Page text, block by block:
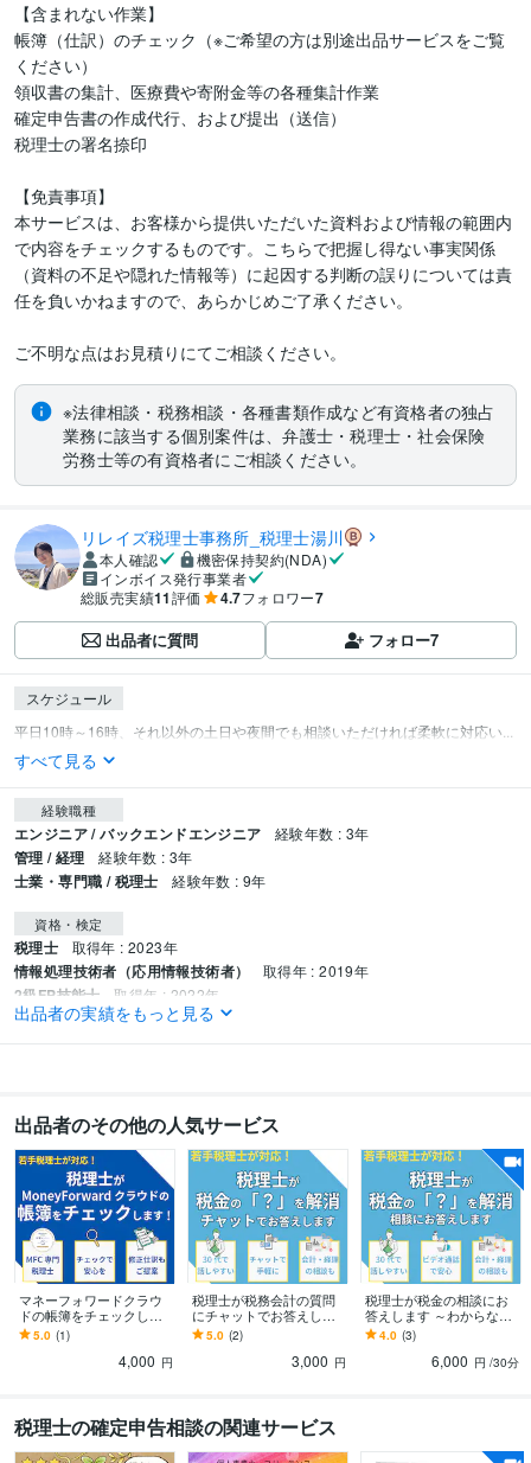
【含まれない作業】
帳簿（仕訳）のチェック（※ご希望の方は別途出品サービスをご覧
ください）
領収書の集計、医療費や寄附金等の各種集計作業
確定申告書の作成代行、および提出（送信）
税理士の署名捺印
【免責事項】
本サービスは、お客様から提供いただいた資料および情報の範囲内
で内容をチェックするものです。こちらで把握し得ない事実関係
（資料の不足や隠れた情報等）に起因する判断の誤りについては責
任を負いかねますので、あらかじめご了承ください。
ご不明な点はお見積りにてご相談ください。
※法律相談・税務相談・各種書類作成など有資格者の独占
業務に該当する個別案件は、弁護士・税理士・社会保険
労務士等の有資格者にご相談ください。
リレイズ税理士事務所_税理士湯川
本人確認
機密保持契約(NDA)
インボイス発行事業者
総販売実績11評価 4.7フォロワー7
出品者に質問 フォロー7
スケジュール
平日10時～16時、それ以外の土日や夜間でも相談いただければ柔軟に対応い...
すべて見る
経験職種
エンジニア / バックエンドエンジニア 経験年数 : 3年
管理 / 経理 経験年数 : 3年
士業・専門職 / 税理士 経験年数 : 9年
資格・検定
税理士 取得年 : 2023年
情報処理技術者（応用情報技術者） 取得年 : 2019年
2級FP技能士 取得年 : 2022年
出品者の実績をもっと見る
出品者のその他の人気サービス
マネーフォワードクラウ
ドの帳簿をチェックしま
す 自分で入力した仕訳の
チェックを受けて安心を
5.0 (1)
4,000 円
税理士が税務会計の質問
にチャットでお答えしま
す 気軽に質問してわから
ないを無くそう
5.0 (2)
3,000 円
税理士が税金の相談にお
答えします ～わからない
を無くして安心しよう～
4.0 (3)
6,000 円 /30分
税理士の確定申告相談の関連サービス